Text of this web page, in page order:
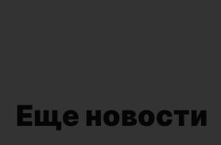
Еще новости